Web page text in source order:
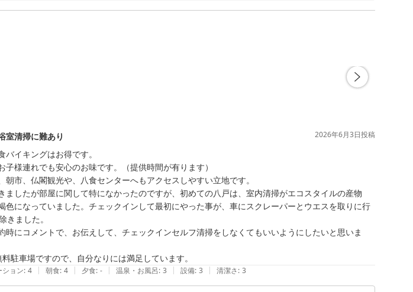
室清掃に難あり 2026年6月3日投稿
イキングはお得です。
様連れでも安心のお味です。（提供時間が有ります）
市、仏閣観光や、八食センターへもアクセスしやすい立地です。
ましたが部屋に関して特になかったのですが、初めての八戸は、室内清掃がエコスタイルの産物
色になっていました。チェックインして最初にやった事が、車にスクレーパーとウエスを取りに行
きました。
時にコメントで、お伝えして、チェックインセルフ清掃をしなくてもいいようにしたいと思いま
駐車場ですので、自分なりには満足しています。
ション: 4 | 朝食: 4 | 夕食: - | 温泉・お風呂: 3 | 設備: 3 | 清潔さ: 3